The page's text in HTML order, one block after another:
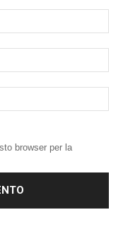
browser per la